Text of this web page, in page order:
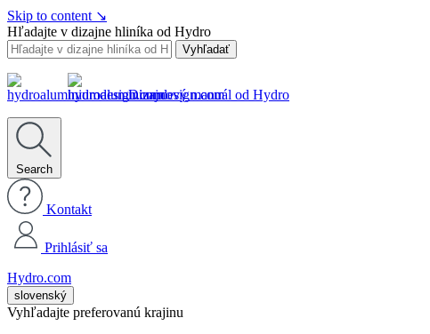
Skip to content ↘
Hľadajte v dizajne hliníka od Hydro
Vyhľadať
Dizajnový manuál od Hydro
Search
Kontakt
Prihlásiť sa
Hydro.com
slovenský
Vyhľadajte preferovanú krajinu